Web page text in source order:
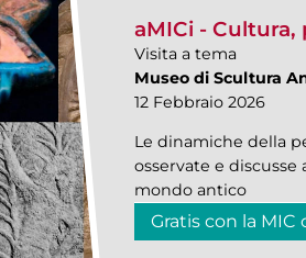
aMICi -
Visita a tema
Museo di Scultura
12 Febbraio 2026
Le dinamiche della
osservate e
mondo antico
Gratis con la MIC